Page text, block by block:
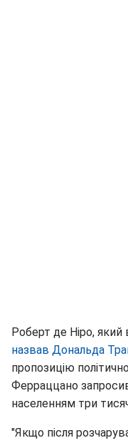
Роберт де Ніро, який
назвав Дональда
пропозицію
Ферраццано
населенням три
"Якщо після